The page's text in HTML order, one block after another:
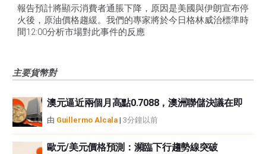
報告預計將顯示消費者通脹下降，原因是美國與伊朗宣布停
火後，原油價格趨緩。我們的專家將於今日格林威治標準時
間12:00分析市場對此事件的反應
主要貨幣對
澳元逼近兩個月高點0.7088，澳洲聯儲決議在即
由 Guillermo Alcala | 3分鐘以前
歐元/美元價格預測：瀕臨下行趨勢線突破